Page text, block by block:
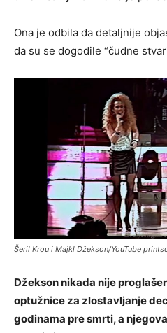
Ona je odbila da detaljnije
da su se dogodile “čudne
Šeril Krou i Majkl Džekson/YouTube
Džekson nikada nije
optužnice za zlostavljanje
godinama pre smrti, a